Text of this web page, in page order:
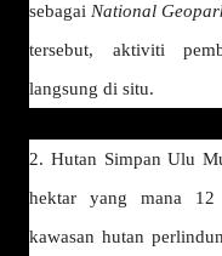
sebagai National
tersebut, aktiviti
langsung di situ.
2. Hutan Simpan Ulu
hektar yang mana 12
kawasan hutan